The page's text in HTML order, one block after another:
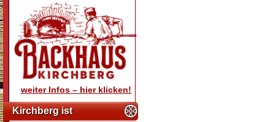
weiter Infos – hier klicken!
Kirchberg ist